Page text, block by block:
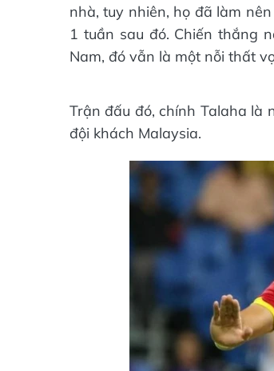
nhà, tuy nhiên, họ đã làm
1 tuần sau đó. Chiến thắng
Nam, đó vẫn là một nỗi thất
Trận đấu đó, chính Talaha là
đội khách Malaysia.